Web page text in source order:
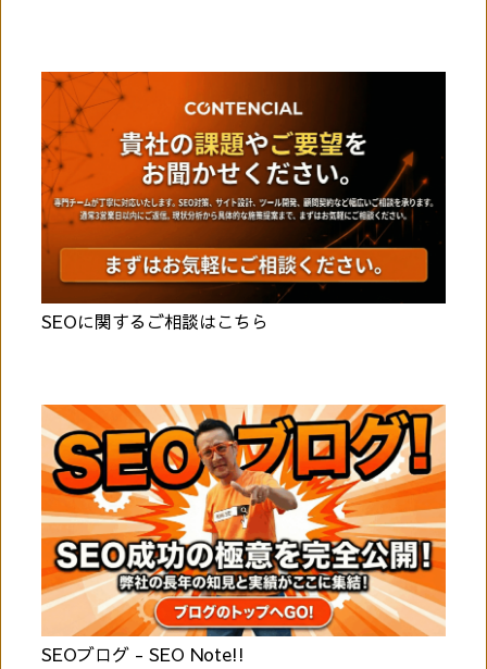
SEOに関するご相談はこちら
SEOブログ - SEO Note!!